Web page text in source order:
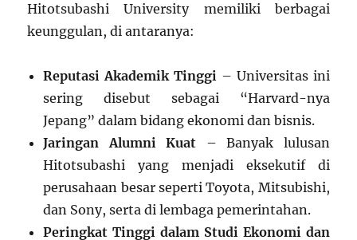
Hitotsubashi University memiliki berbagai
keunggulan, di antaranya:
Reputasi Akademik Tinggi – Universitas ini
sering disebut sebagai “Harvard-nya
Jepang” dalam bidang ekonomi dan bisnis.
Jaringan Alumni Kuat – Banyak lulusan
Hitotsubashi yang menjadi eksekutif di
perusahaan besar seperti Toyota, Mitsubishi,
dan Sony, serta di lembaga pemerintahan.
Peringkat Tinggi dalam Studi Ekonomi dan